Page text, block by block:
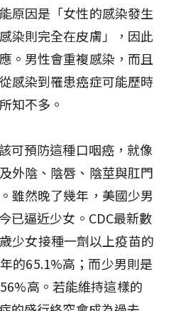
原因是「女性的感染發生
染則完全在皮膚」，因此
。男性會重複感染，而且
感染到罹患癌症可能歷時
知不多。
可預防這種口咽癌，就像
外陰、陰唇、陰莖與肛門
雖然晚了幾年，美國少男
已逼近少女。CDC最新數
少女接種一劑以上疫苗的
的65.1%高；而少男則是
高。若能維持這樣的